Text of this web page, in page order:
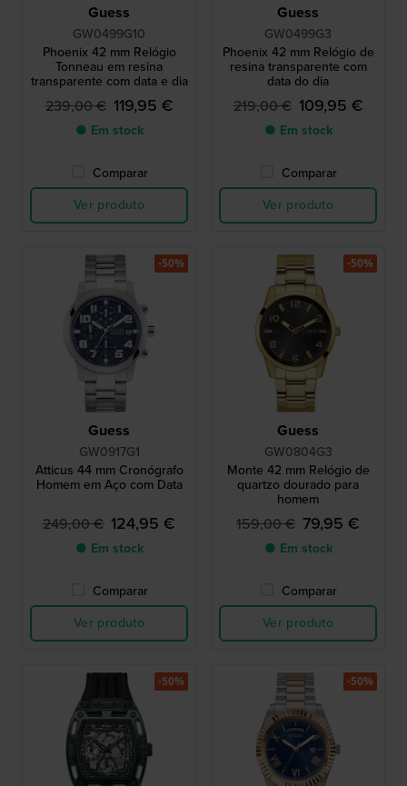
Guess
GW0499G10
Phoenix 42 mm Relógio
Tonneau em resina
transparente com data e dia
239,00 € 119,95 €
● Em stock
Comparar
Ver produto
Guess
GW0499G3
Phoenix 42 mm Relógio de
resina transparente com
data do dia
219,00 € 109,95 €
● Em stock
Comparar
Ver produto
Guess
GW0917G1
Atticus 44 mm Cronógrafo
Homem em Aço com Data
249,00 € 124,95 €
● Em stock
Comparar
Ver produto
-50%
Guess
GW0804G3
Monte 42 mm Relógio de
quartzo dourado para
homem
159,00 € 79,95 €
● Em stock
Comparar
Ver produto
-50%
-50% -50%